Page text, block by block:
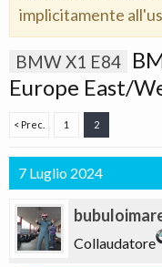
implicitamente
BMW X1 E84
Europe East/
< Prec. 1 2
7 Luglio 2024
Collaudatore